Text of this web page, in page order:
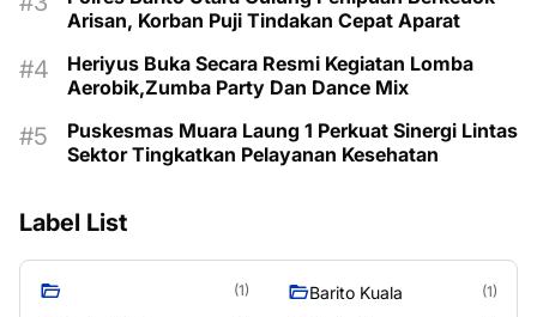
Arisan, Korban Puji Tindakan Cepat Aparat
Heriyus Buka Secara Resmi Kegiatan Lomba
Aerobik,Zumba Party Dan Dance Mix
Puskesmas Muara Laung 1 Perkuat Sinergi Lintas
Sektor Tingkatkan Pelayanan Kesehatan
Label List
(1) Barito Kuala (1)